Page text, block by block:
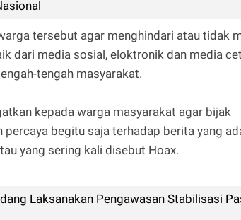
tersebut agar menghindari atau tidak
dari media sosial, eloktronik dan media
tengah masyarakat.
kepada warga masyarakat agar bijak
begitu saja terhadap berita yang
yang sering kali disebut Hoax.
Laksanakan Pengawasan Stabilisasi